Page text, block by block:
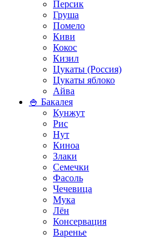
Персик
Груша
Помело
Киви
Кокос
Кизил
Цукаты (Россия)
Цукаты яблоко
Айва
🍚 Бакалея
Кунжут
Рис
Нут
Киноа
Злаки
Семечки
Фасоль
Чечевица
Мука
Лён
Консервация
Варенье